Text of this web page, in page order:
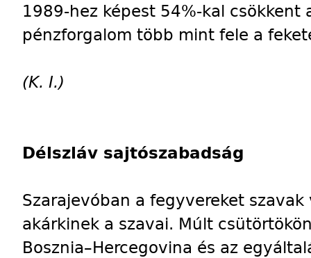
1989-hez képest 54%-kal csökkent
pénzforgalom több mint fele a
(K. I.)
Délszláv sajtószabadság
Szarajevóban a fegyvereket
akárkinek a szavai. Múlt
Bosznia–Hercegovina és az